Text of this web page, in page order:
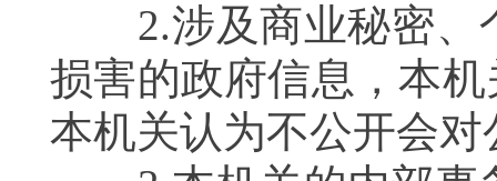
2.涉及商业秘密、
损害的政府信息，本
本机关认为不公开会